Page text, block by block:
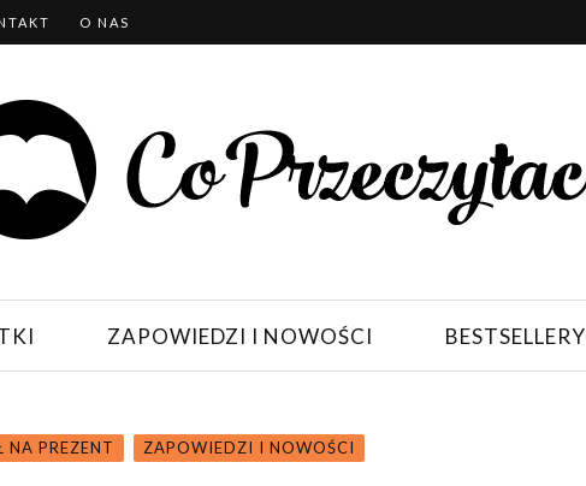
O NAS
ZAPOWIEDZI I NOWOŚCI BESTSELLERY
NA PREZENT ZAPOWIEDZI I NOWOŚCI